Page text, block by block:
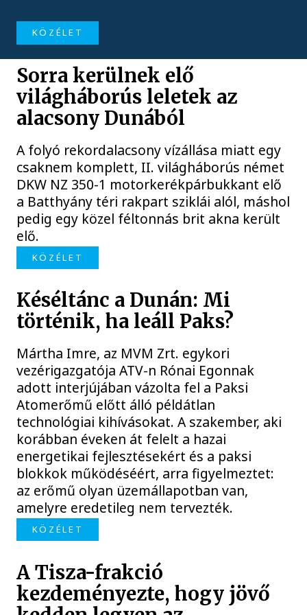
KÖZÉLET
Sorra kerülnek elő
világháborús leletek az
alacsony Dunából
A folyó rekordalacsony vízállása miatt egy
csaknem komplett, II. világháborús német
DKW NZ 350-1 motorkerékpárbukkant elő
a Batthyány téri rakpart sziklái alól, máshol
pedig egy közel féltonnás brit akna került
elő.
KÖZÉLET
Késéltánc a Dunán: Mi
történik, ha leáll Paks?
Mártha Imre, az MVM Zrt. egykori
vezérigazgatója ATV-n Rónai Egonnak
adott interjújában vázolta fel a Paksi
Atomerőmű előtt álló példátlan
technológiai kihívásokat. A szakember, aki
korábban éveken át felelt a hazai
energetikai fejlesztésekért és a paksi
blokkok működéséért, arra figyelmeztet:
az erőmű olyan üzemállapotban van,
amelyre eredetileg nem tervezték.
KÖZÉLET
A Tisza-frakció
kezdeményezte, hogy jövő